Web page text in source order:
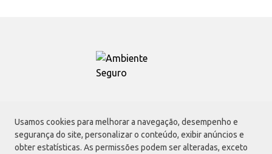
Usamos cookies para melhorar a navegação, desempenho e
segurança do site, personalizar o conteúdo, exibir anúncios e
obter estatísticas. As permissões podem ser alteradas, exceto
Atacadão S.A.
Avenida Morvan Dias de Figueiredo, 6169, Vila Maria, São Paulo - SP | CEP
02170-901 | CNPJ: 75.315.333/0001-09